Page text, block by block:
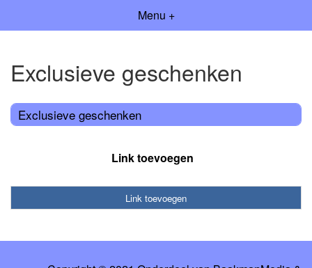
Menu +
Exclusieve geschenken
Exclusieve geschenken
Link toevoegen
Link toevoegen